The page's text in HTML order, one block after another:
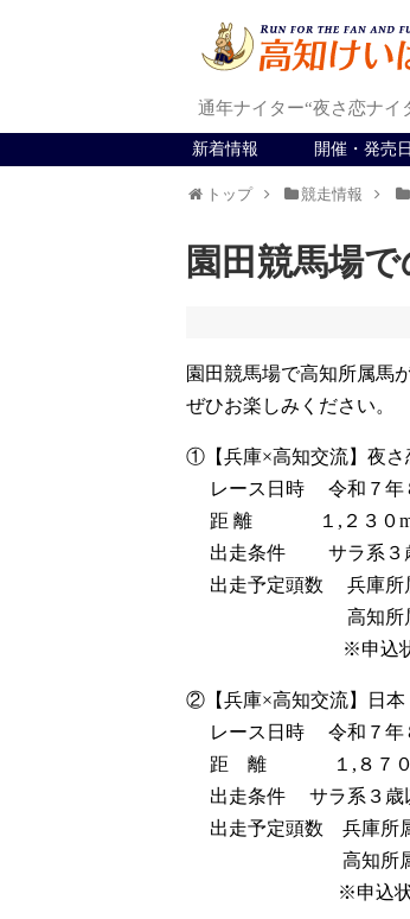
通年ナイター“夜さ恋ナイ
新着情報 開催・発売
トップ 競走情報
園田競馬場
園田競馬場で高知所属馬
ぜひお楽しみください。
①【兵庫×高知交流】夜さ
レース日時 令和７年８
距 離 １,２３０
出走条件 サラ系３
出走予定頭数 兵庫所
高知所属馬
※申込状況により
②【兵庫×高知交流】日本
レース日時 令和７年８
距 離 １,８７０
出走条件 サラ系３歳
出走予定頭数 兵庫所
高知所属馬
※申込状況により